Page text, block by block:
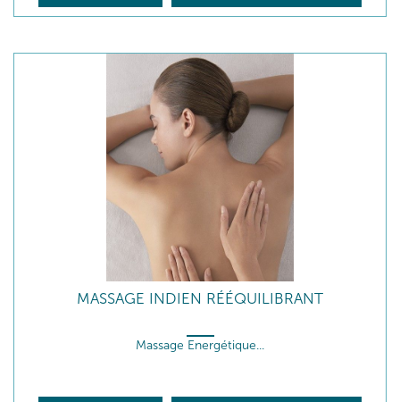
MASSAGE INDIEN RÉÉQUILIBRANT
Massage Energétique...